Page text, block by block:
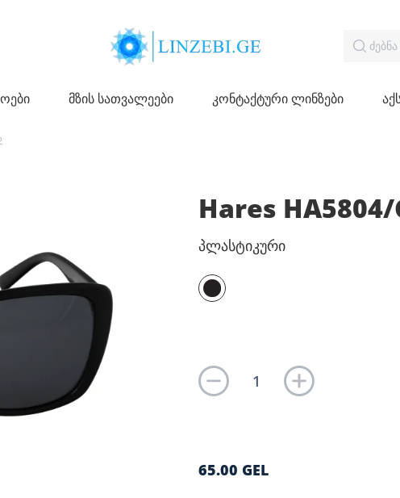
ძებნა
მზის სათვალეები კონტაქტური ლინზები
Hares HA5804/
პლასტიკური
65.00 GEL